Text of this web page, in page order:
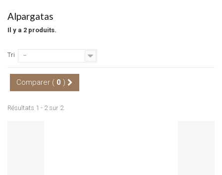
Alpargatas
Il y a 2 produits.
Tri --
Comparer ( 0 )
Résultats 1 - 2 sur 2.